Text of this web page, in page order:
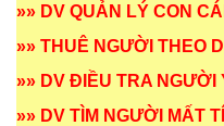
»» DV QUẢN LÝ CON CÁI
»» THUÊ NGƯỜI THEO
»» DV ĐIỀU TRA NGƯỜI
»» DV TÌM NGƯỜI MẤT